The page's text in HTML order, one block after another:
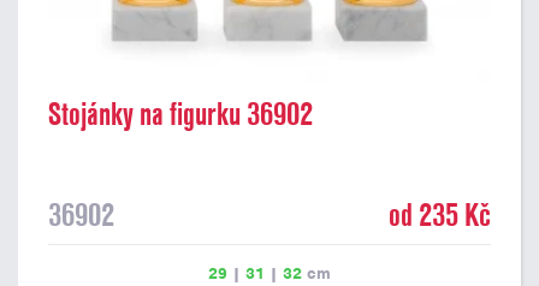
Stojánky na figurku 36902
36902 od 235 Kč
29 | 31 | 32 cm